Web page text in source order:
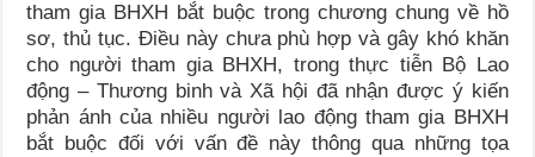
tham gia BHXH bắt buộc trong chương chung về hồ
sơ, thủ tục. Điều này chưa phù hợp và gây khó khăn
cho người tham gia BHXH, trong thực tiễn Bộ Lao
động – Thương binh và Xã hội đã nhận được ý kiến
phản ánh của nhiều người lao động tham gia BHXH
bắt buộc đối với vấn đề này thông qua những tọa